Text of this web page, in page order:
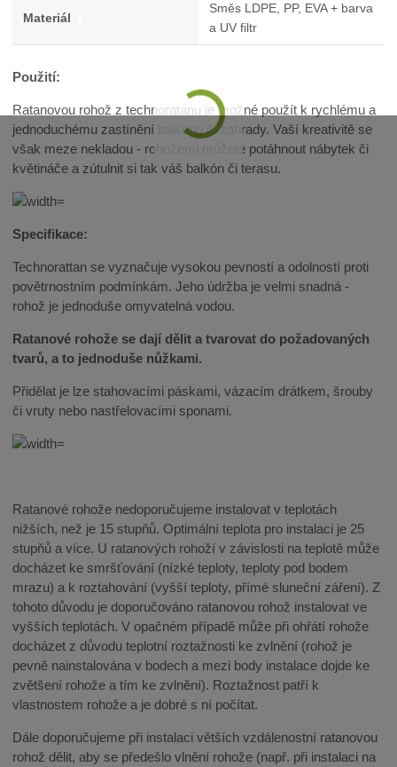
Materiál
Směs LDPE, PP, EVA + barva
a UV filtr
Použití:
Ratanovou rohož z technoratanu je možné použít k rychlému a
jednoduchému zastínění balkónu či zahrady. Vaší kreativitě se
však meze nekladou - rohožemi můžete potáhnout nábytek či
květináče a zútulnit si tak váš balkón či terasu.
Specifikace:
Technorattan se vyznačuje vysokou pevností a odolností proti
povětrnostním podmínkám. Jeho údržba je velmi snadná -
rohož je jednoduše omyvatelná vodou.
Ratanové rohože se dají dělit a tvarovat do požadovaných
tvarů, a to jednoduše nůžkami.
Přidělat je lze stahovacími páskami, vázacím drátkem, šrouby
či vruty nebo nastřelovacími sponami.
Ratanové rohože nedoporučujeme instalovat v teplotách
nižších, než je 15 stupňů. Optimální teplota pro instalaci je 25
stupňů a více. U ratanových rohoží v závislosti na teplotě může
docházet ke smršťování (nízké teploty, teploty pod bodem
mrazu) a k roztahování (vyšší teploty, přímé sluneční záření). Z
tohoto důvodu je doporučováno ratanovou rohož instalovat ve
vyšších teplotách. V opačném případě může při ohřátí rohože
docházet z důvodu teplotní roztažnosti ke zvlnění (rohož je
pevně nainstalována v bodech a mezi body instalace dojde ke
zvětšení rohože a tím ke zvlnění). Roztažnost patří k
vlastnostem rohože a je dobré s ní počítat.
Dále doporučujeme při instalaci větších vzdálenostní ratanovou
rohož dělit, aby se předešlo vlnění rohože (např. při instalaci na